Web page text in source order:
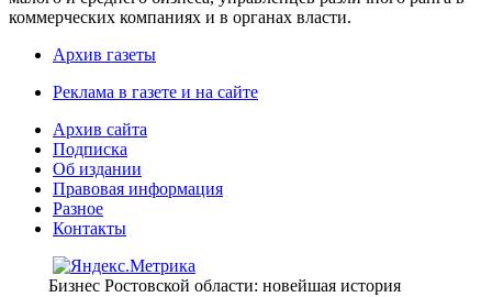
коммерческих компаниях и в органах власти.
Архив газеты
Реклама в газете и на сайте
Архив сайта
Подписка
Об издании
Правовая информация
Разное
Контакты
Бизнес Ростовской области: новейшая история